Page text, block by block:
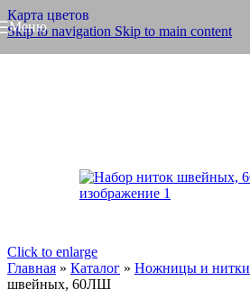
Карта цветов
Skip to navigation Skip to main content
Меню
Click to enlarge
Главная » Каталог » Ножницы и нитки
швейных, 60ЛШ